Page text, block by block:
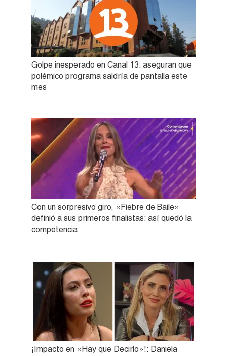
Golpe inesperado en Canal 13: aseguran que
polémico programa saldría de pantalla este
mes
Con un sorpresivo giro, «Fiebre de Baile»
definió a sus primeros finalistas: así quedó la
competencia
¡Impacto en «Hay que Decirlo»!: Daniela